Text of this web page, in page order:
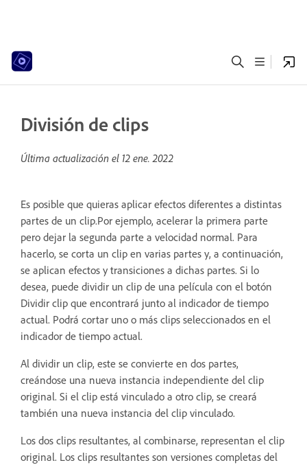
División de clips
Última actualización el 12 ene. 2022
Es posible que quieras aplicar efectos diferentes a distintas
partes de un clip.Por ejemplo, acelerar la primera parte
pero dejar la segunda parte a velocidad normal. Para
hacerlo, se corta un clip en varias partes y, a continuación,
se aplican efectos y transiciones a dichas partes. Si lo
desea, puede dividir un clip de una película con el botón
Dividir clip que encontrará junto al indicador de tiempo
actual. Podrá cortar uno o más clips seleccionados en el
indicador de tiempo actual.
Al dividir un clip, este se convierte en dos partes,
creándose una nueva instancia independiente del clip
original. Si el clip está vinculado a otro clip, se creará
también una nueva instancia del clip vinculado.
Los dos clips resultantes, al combinarse, representan el clip
original. Los clips resultantes son versiones completas del